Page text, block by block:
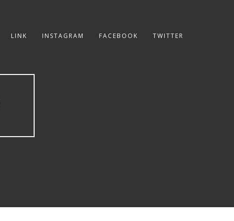
LINK INSTAGRAM FACEBOOK TWITTER